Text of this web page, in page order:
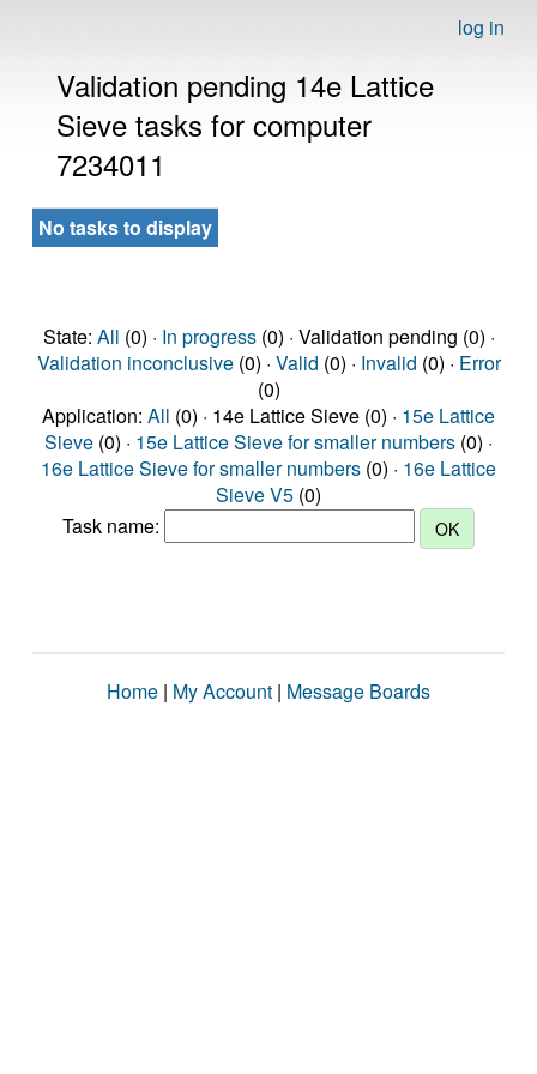
log in
Validation pending 14e Lattice
Sieve tasks for computer
7234011
No tasks to display
State: All (0) · In progress(0) · Validation pending (0) ·
Validation inconclusive(0) · Valid (0) · Invalid (0) · Error
(0)
Application: All (0) · 14e Lattice Sieve (0) · 15e Lattice
Sieve (0) · 15e Lattice Sieve for smaller numbers (0) ·
16e Lattice Sieve for smaller numbers (0) · 16e Lattice
Sieve V5 (0)
Task name:
Home | My Account | Message Boards